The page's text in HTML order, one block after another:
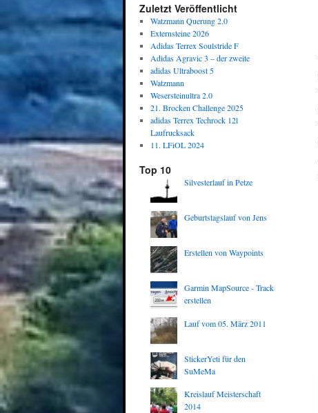
Zuletzt Veröffentlicht
Watzmann Querung 2.0
Externsteine 2026
Adidas Terrex Soulstride F
Adidas Agravic 3 – der zweite
adidas Ultraboost 5
Watzmann
Wesersteinultra 2.0
21. Brocken Challenge 2025
adidas Terrex Techrock 12l
Laufrucksack
11. LFiOL 2024
Top 10
Silvesterlauf in Petze
Geburtstagslauf von Jens
Erstellen von Waypoints
Garmin MapSource - Track
erstellen
Lauf vom 05. März 2011
StickerYeti für den
SuMeMa
Kreislauf Meisterschaft
2014